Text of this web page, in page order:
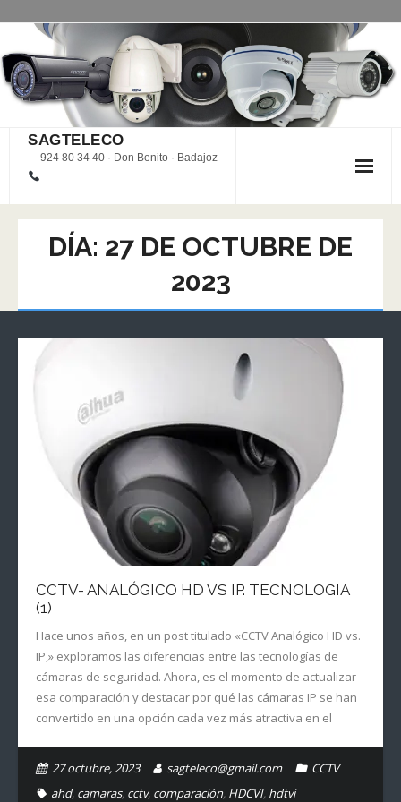
al
contenido
SAGTELECO
924 80 34 40 · Don Benito · Badajoz
DÍA: 27 DE OCTUBRE DE
2023
CCTV- ANALÓGICO HD VS IP. TECNOLOGIA
(1)
Hace unos años, en un post titulado «CCTV Analógico HD vs.
IP,» exploramos las diferencias entre las tecnologías de
cámaras de seguridad. Ahora, es el momento de actualizar
esa comparación y destacar por qué las cámaras IP se han
convertido en una opción cada vez más atractiva en el
27 octubre, 2023 sagteleco@gmail.com
CCTV
ahd, camaras, cctv, comparación, HDCVI, hdtvi